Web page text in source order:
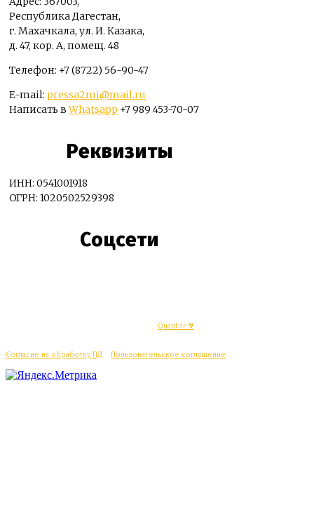
Республика Дагестан,
г. Махачкала, ул. И. Казака,
д. 47, кор. А, помещ. 48
Телефон: +7 (8722) 56-90-47
E-mail: pressa2mi@mail.ru
Написать вWhatsapp +7 989 453-70-07
Реквизиты
ИНН: 0541001918
ОГРН: 1020502529398
Соцсети
Quantor-∀
Согласие на обработку ПД Пользовательское соглашение